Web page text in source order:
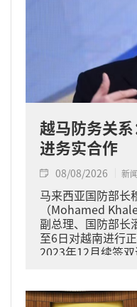
越马防务关
进务实合作
08/08/2026 新闻
马来西亚国防部
（Mohamed
副总理、国防部长
至6日对越南进行
2023年12月续签